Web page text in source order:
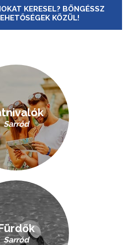
KERESEL? BÖNGÉSSZ
KÖZÜL!
Sarród
Sarród